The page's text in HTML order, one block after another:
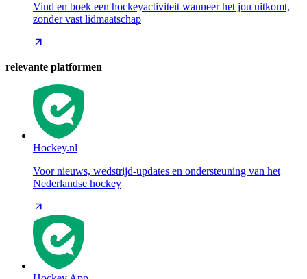
Vind en boek een hockeyactiviteit wanneer het jou uitkomt,
zonder vast lidmaatschap
relevante platformen
Hockey.nl
Voor nieuws, wedstrijd-updates en ondersteuning van het
Nederlandse hockey